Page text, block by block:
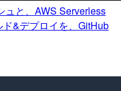
ュと、AWS Serverless
&デプロイを、GitHub